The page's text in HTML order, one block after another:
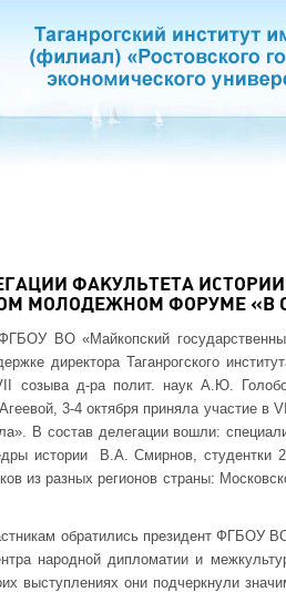
ФАКУЛЬТЕТА
МОЛОДЕЖНОМ ФОРУМЕ «В
ВО «Майкопский
директора Таганрогского
созыва д-ра полит. наук А.Ю.
3-4 октября приняла участие
В состав делегации вошли:
истории В.А. Смирнов,
из разных регионов страны:
обратились президент
народной дипломатии и
выступлениях они подчеркнули